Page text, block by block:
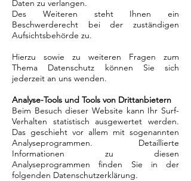
Daten zu verlangen.
Des Weiteren steht Ihnen ein
Beschwerderecht bei der zuständigen
Aufsichtsbehörde zu.
Hierzu sowie zu weiteren Fragen zum
Thema Datenschutz können Sie sich
jederzeit an uns wenden.
Analyse-Tools und Tools von Drittanbietern
Beim Besuch dieser Website kann Ihr Surf-
Verhalten statistisch ausgewertet werden.
Das geschieht vor allem mit sogenannten
Analyseprogrammen. Detaillierte
Informationen zu diesen
Analyseprogrammen finden Sie in der
folgenden Datenschutzerklärung.